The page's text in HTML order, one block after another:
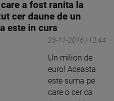
a fost ranita la
cer daune de un
este in curs
23-11-2016 | 12:44
Un milion de
euro! Aceasta
este suma pe
care o cer ca